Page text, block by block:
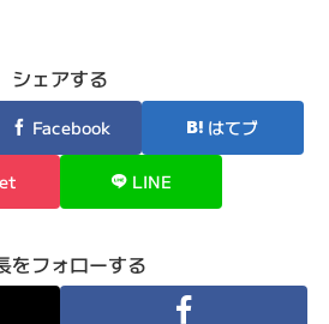
シェアする
Facebook はてブ
LINE
をフォローする